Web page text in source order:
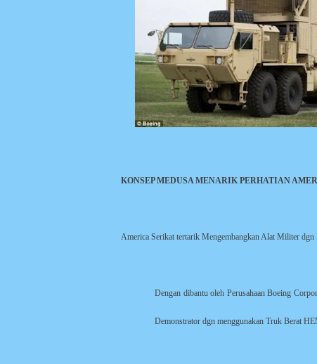
KONSEP MEDUSA MENARIK PERHATIAN
America Serikat tertarik Mengembangkan Alat Militer dgn
Dengan dibantu oleh Perusahaan Boeing
Demonstrator dgn menggunakan Truk Berat